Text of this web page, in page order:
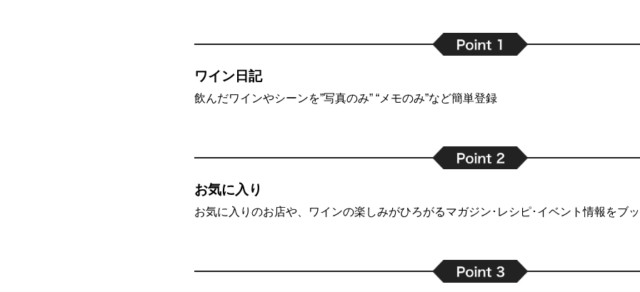
ワイン日記
飲んだワインやシーンを”写真のみ” “メモのみ”など簡単登録
お気に入り
お気に入りのお店や、ワインの楽しみがひろがるマガジン･レシピ･イベント情報をブ